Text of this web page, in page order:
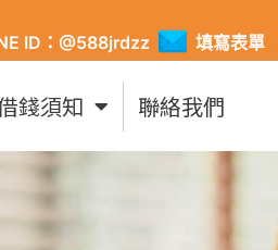
ID：@588jrdzz 填寫表單
錢須知 聯絡我們